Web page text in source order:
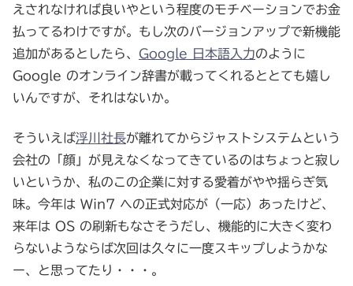
えされなければ良いやという程度のモチベーションでお金
払ってるわけですが。もし次のバージョンアップで新機能
追加があるとしたら、 Google 日本語入力のように
Google のオンライン辞書が載ってくれるととても嬉し
いんですが、それはないか。
そういえば浮川社長が離れてからジャストシステムという
会社の「顔」が見えなくなってきているのはちょっと寂し
いというか、私のこの企業に対する愛着がやや揺らぎ気
味。今年は Win7 への正式対応が（一応）あったけど、
来年は OS の刷新もなさそうだし、機能的に大きく変わ
らないようならば次回は久々に一度スキップしようかな
ー、と思ってたり・・・。